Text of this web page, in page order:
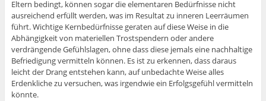
Eltern bedingt, können sogar die elementaren Bedürfnisse nicht
ausreichend erfüllt werden, was im Resultat zu inneren Leerräumen
führt. Wichtige Kernbedürfnisse geraten auf diese Weise in die
Abhängigkeit von materiellen Trostspendern oder andere
verdrängende Gefühlslagen, ohne dass diese jemals eine nachhaltige
Befriedigung vermitteln können. Es ist zu erkennen, dass daraus
leicht der Drang entstehen kann, auf unbedachte Weise alles
Erdenkliche zu versuchen, was irgendwie ein Erfolgsgefühl vermitteln
könnte.